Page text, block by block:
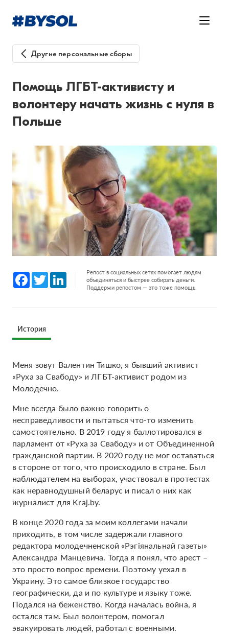
Другие персональные сборы
Помощь ЛГБТ-активисту и
волонтеру начать жизнь с нуля в
Польше
Facebook
Twitter LinkedInРепост в социальных сетях помогает людям
объединяться и быстрее собирать деньги.
Поддержи репостом — это тоже помощь.
История
Меня зовут Валентин Тишко, я бывший активист
«Руха за Свабоду» и ЛГБТ-активист родом из
Молодечно.
Мне всегда было важно говорить о
несправедливости и пытаться что-то изменить
самостоятельно. В 2019 году я баллотировался в
парламент от «Руха за Свабоду» и от Объединенной
гражданской партии. В 2020 году не мог оставаться
в стороне от того, что происходило в стране. Был
наблюдателем на выборах, участвовал в протестах
как неравнодушный беларус и писал о них как
журналист для Kraj.by.
В конце 2020 года за моим коллегами начали
приходить, в том числе задержали главного
редактора молодечненской «Рэгіянальнай газеты»
Александра Манцевича. Тогда я понял, что арест –
это просто вопрос времени. Поэтому уехал в
Украину. Это самое близкое государство
географически, да и по культуре и языку тоже.
Подался на беженство. Когда началась война, я
остался там. Был волонтером, помогал
эвакуировать людей, работал с военными.